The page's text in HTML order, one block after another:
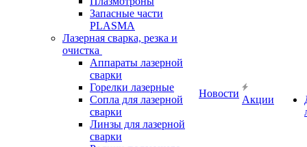
Запасные части
PLASMA
Лазерная сварка, резка и
очистка
Аппараты лазерной
сварки
Горелки лазерные
Сопла для лазерной
сварки
Линзы для лазерной
сварки
Новости
Акции